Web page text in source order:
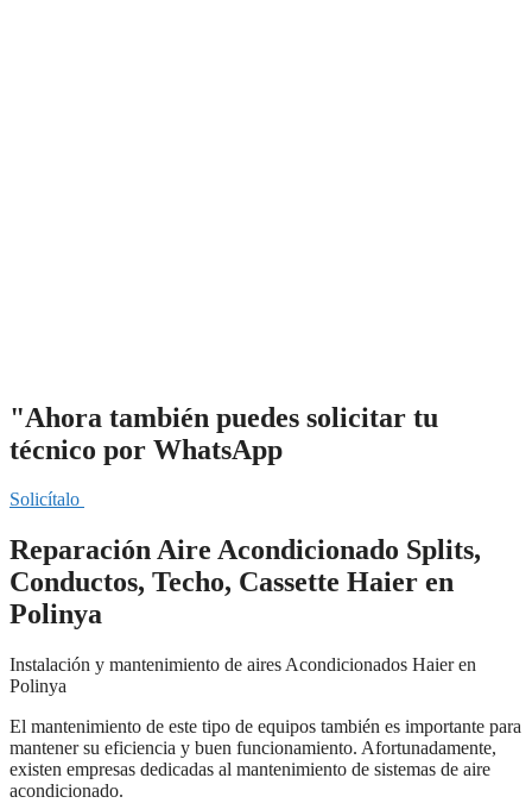
"Ahora también puedes solicitar tu
técnico por WhatsApp
Solicítalo
Reparación Aire Acondicionado Splits,
Conductos, Techo, Cassette Haier en
Polinya
Instalación y mantenimiento de aires Acondicionados Haier en
Polinya
El mantenimiento de este tipo de equipos también es importante para
mantener su eficiencia y buen funcionamiento. Afortunadamente,
existen empresas dedicadas al mantenimiento de sistemas de aire
acondicionado.